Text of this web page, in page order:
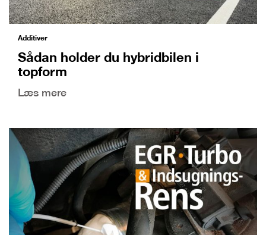
Additiver
Sådan holder du hybridbilen i
topform
Læs mere